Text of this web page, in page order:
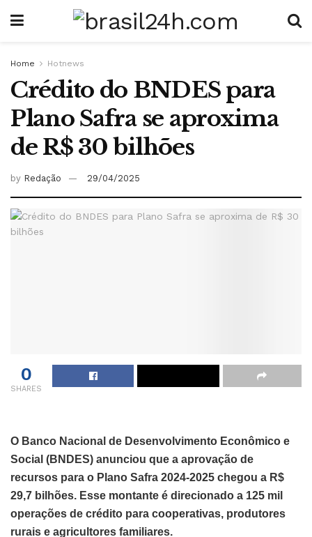
Home Hotnews
Crédito do BNDES para
Plano Safra se aproxima
de R$ 30 bilhões
by Redação 29/04/2025
0
SHARES
O Banco Nacional de Desenvolvimento Econômico e
Social (BNDES) anunciou que a aprovação de
recursos para o Plano Safra 2024-2025 chegou a R$
29,7 bilhões. Esse montante é direcionado a 125 mil
operações de crédito para cooperativas, produtores
rurais e agricultores familiares.